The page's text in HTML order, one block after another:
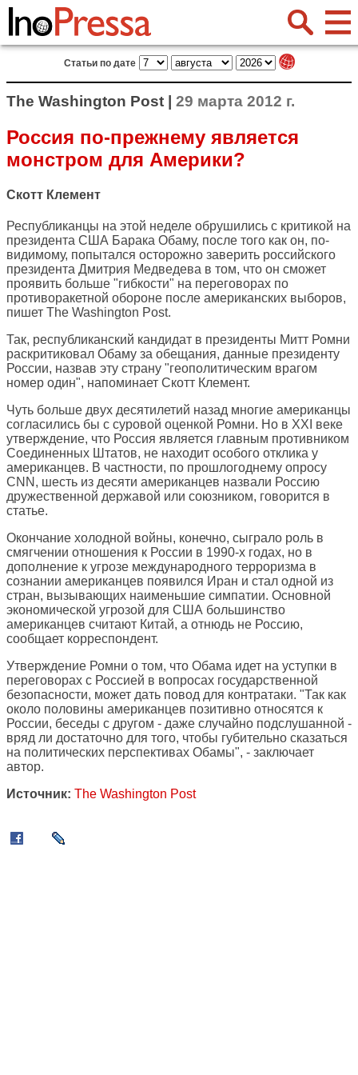
Статьи по дате
The Washington Post | 29 марта 2012 г.
Россия по-прежнему является
монстром для Америки?
Скотт Клемент
Республиканцы на этой неделе обрушились с критикой на
президента США Барака Обаму, после того как он, по-
видимому, попытался осторожно заверить российского
президента Дмитрия Медведева в том, что он сможет
проявить больше "гибкости" на переговорах по
противоракетной обороне после американских выборов,
пишет The Washington Post.
Так, республиканский кандидат в президенты Митт Ромни
раскритиковал Обаму за обещания, данные президенту
России, назвав эту страну "геополитическим врагом
номер один", напоминает Скотт Клемент.
Чуть больше двух десятилетий назад многие американцы
согласились бы с суровой оценкой Ромни. Но в XXI веке
утверждение, что Россия является главным противником
Соединенных Штатов, не находит особого отклика у
американцев. В частности, по прошлогоднему опросу
CNN, шесть из десяти американцев назвали Россию
дружественной державой или союзником, говорится в
статье.
Окончание холодной войны, конечно, сыграло роль в
смягчении отношения к России в 1990-х годах, но в
дополнение к угрозе международного терроризма в
сознании американцев появился Иран и стал одной из
стран, вызывающих наименьшие симпатии. Основной
экономической угрозой для США большинство
американцев считают Китай, а отнюдь не Россию,
сообщает корреспондент.
Утверждение Ромни о том, что Обама идет на уступки в
переговорах с Россией в вопросах государственной
безопасности, может дать повод для контратаки. "Так как
около половины американцев позитивно относятся к
России, беседы с другом - даже случайно подслушанной -
вряд ли достаточно для того, чтобы губительно сказаться
на политических перспективах Обамы", - заключает
автор.
Источник: The Washington Post